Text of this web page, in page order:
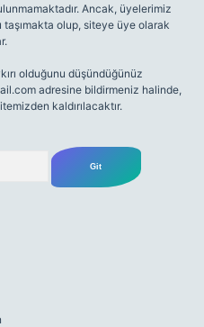
Ancak, üyelerimiz
olup, siteye üye olarak
olduğunu düşündüğünüz
adresine bildirmeniz halinde,
kaldırılacaktır.